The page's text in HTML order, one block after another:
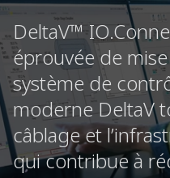
DeltaV™
éprouvée de
système de
moderne DeltaV
câblage et
qui contribue à